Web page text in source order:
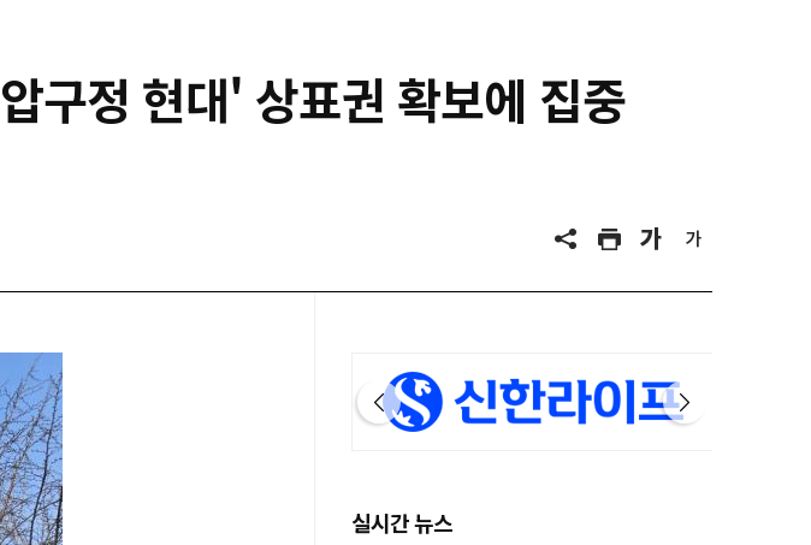
제주 30˚C
구정 현대' 상표권 확보에 집중
실시간 뉴스